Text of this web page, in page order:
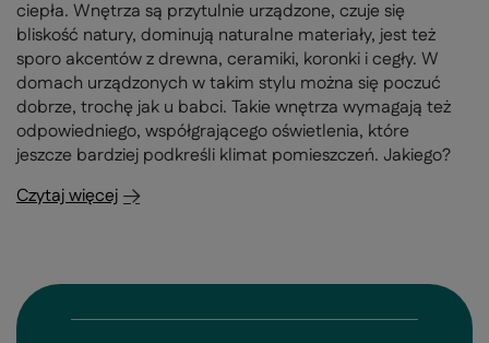
ciepła. Wnętrza są przytulnie urządzone, czuje się
bliskość natury, dominują naturalne materiały, jest też
sporo akcentów z drewna, ceramiki, koronki i cegły. W
domach urządzonych w takim stylu można się poczuć
dobrze, trochę jak u babci. Takie wnętrza wymagają też
odpowiedniego, współgrającego oświetlenia, które
jeszcze bardziej podkreśli klimat pomieszczeń. Jakiego?
Czytaj więcej